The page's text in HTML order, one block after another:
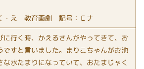
・え 教育画劇 記号：Ｅナ
行く時、かえるさんがやってきて、お
ですと言いました。まりこちゃんがお池
水たまりになっていて、おたまじゃく